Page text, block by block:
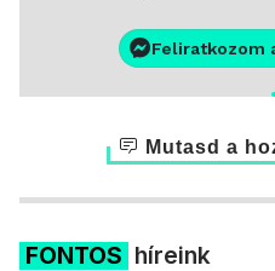
Feliratkozom
Mutasd a
FONTOS híreink